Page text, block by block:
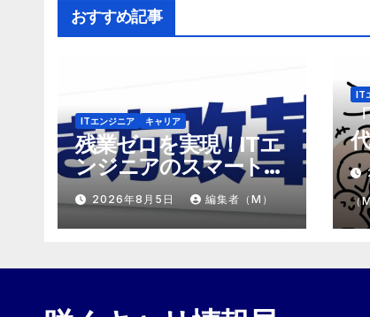
おすすめ記事
ITエンジニア キャリア
残業ゼロを実現！ITエ
ンジニアのスマートな
働き方改革
2026年8月5日 編集者（M）
IT
（